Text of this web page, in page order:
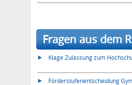
Fragen aus dem
Klage Zulassung zum
Förderstufenentscheidung